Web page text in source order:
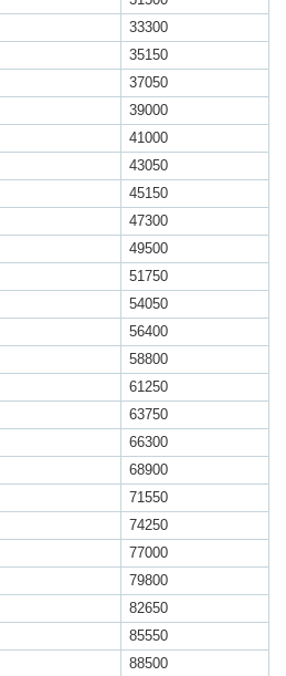
33300
35150
37050
39000
41000
43050
45150
47300
49500
51750
54050
56400
58800
61250
63750
66300
68900
71550
74250
77000
79800
82650
85550
88500